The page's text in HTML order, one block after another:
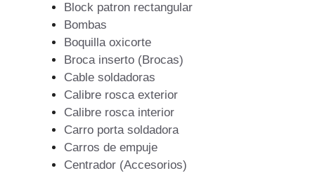
Block patron rectangular
Bombas
Boquilla oxicorte
Broca inserto (Brocas)
Cable soldadoras
Calibre rosca exterior
Calibre rosca interior
Carro porta soldadora
Carros de empuje
Centrador (Accesorios)